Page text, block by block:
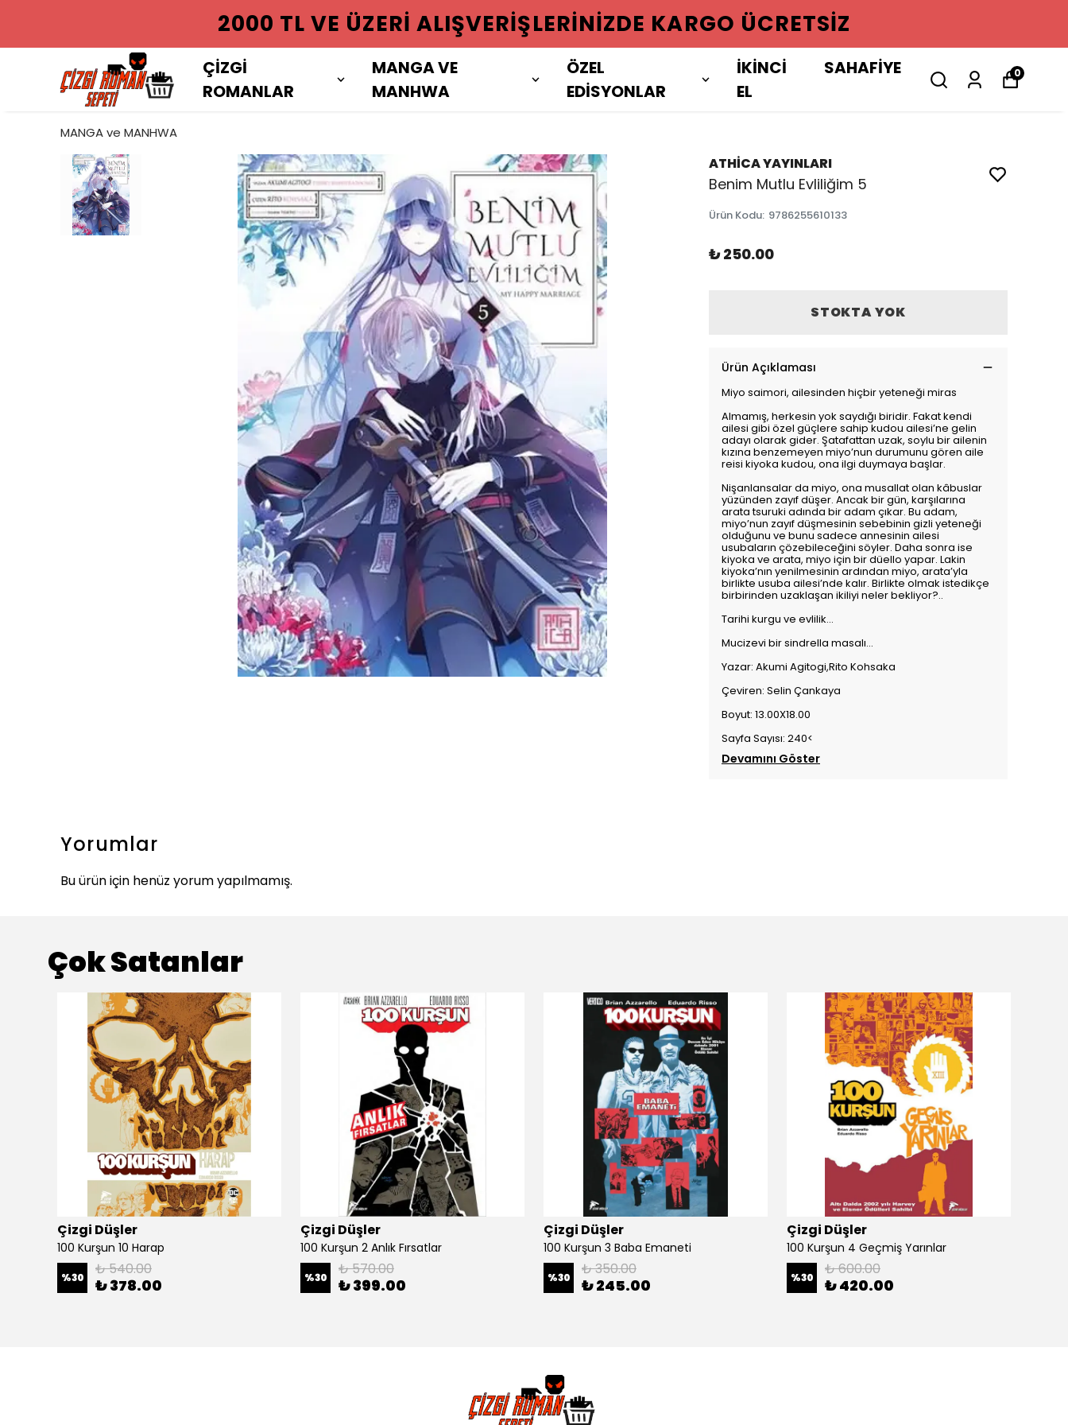
2000 TL VE ÜZERI ALIŞVERIŞLERINIZDE KARGO ÜCRETSIZ
ÇİZGİ
ROMANLAR
MANGA VE
MANHWA
ÖZEL
EDİSYONLAR
İKİNCİ
EL
SAHAFİYE 0
MANGA ve MANHWA
ATHİCA YAYINLARI
Benim Mutlu Evliliğim 5
Ürün Kodu: 9786255610133
₺ 250.00
STOKTA YOK
Ürün Açıklaması
Miyo saimori, ailesinden hiçbir yeteneği miras
Almamış, herkesin yok saydığı biridir. Fakat kendi
ailesi gibi özel güçlere sahip kudou ailesi’ne gelin
adayı olarak gider. Şatafattan uzak, soylu bir ailenin
kızına benzemeyen miyo’nun durumunu gören aile
reisi kiyoka kudou, ona ilgi duymaya başlar.
Nişanlansalar da miyo, ona musallat olan kâbuslar
yüzünden zayıf düşer. Ancak bir gün, karşılarına
arata tsuruki adında bir adam çıkar. Bu adam,
miyo’nun zayıf düşmesinin sebebinin gizli yeteneği
olduğunu ve bunu sadece annesinin ailesi
usubaların çözebileceğini söyler. Daha sonra ise
kiyoka ve arata, miyo için bir düello yapar. Lakin
kiyoka’nın yenilmesinin ardından miyo, arata’yla
birlikte usuba ailesi’nde kalır. Birlikte olmak istedikçe
birbirinden uzaklaşan ikiliyi neler bekliyor?..
Tarihi kurgu ve evlilik...
Mucizevi bir sindrella masalı...
Yazar: Akumi Agitogi,Rito Kohsaka
Çeviren: Selin Çankaya
Boyut: 13.00X18.00
Sayfa Sayısı: 240<
Devamını Göster
Yorumlar
Bu ürün için henüz yorum yapılmamış.
Çok Satanlar
Çizgi Düşler
100 Kurşun 10 Harap
%30 ₺ 540.00
₺ 378.00
Çizgi Düşler
100 Kurşun 2 Anlık Fırsatlar
%30 ₺ 570.00
₺ 399.00
Çizgi Düşler
100 Kurşun 3 Baba Emaneti
%30 ₺ 350.00
₺ 245.00
Çizgi Düşler
100 Kurşun 4 Geçmiş Yarınlar
%30 ₺ 600.00
₺ 420.00